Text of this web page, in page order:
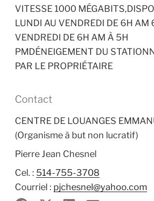
VITESSE 1000
LUNDI AU VENDREDI DE 6H AM
VENDREDI DE 6H AM À 5H
PMDÉNEIGEMENT DU
PAR LE PROPRIÉTAIRE
Contact
CENTRE DE LOUANGES
(Organisme à but non lucratif)
Pierre Jean Chesnel
Cel. : 514-755-3708
Courriel : pjchesnel@yahoo.com